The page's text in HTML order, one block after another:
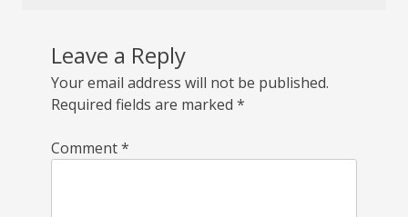
Leave a Reply
Your email address will not be published.
Required fields are marked *
Comment*